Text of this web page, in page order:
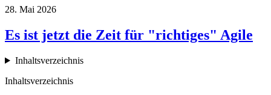
28. Mai 2026
Es ist jetzt die Zeit für "richtiges" Agile
Inhaltsverzeichnis
Inhaltsverzeichnis